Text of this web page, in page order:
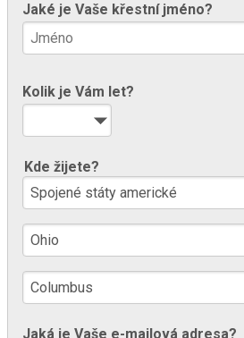
Jaké je Vaše křestní jméno?
Kolik je Vám let?
Kde žijete?
Jaká je Vaše e-mailová adresa?